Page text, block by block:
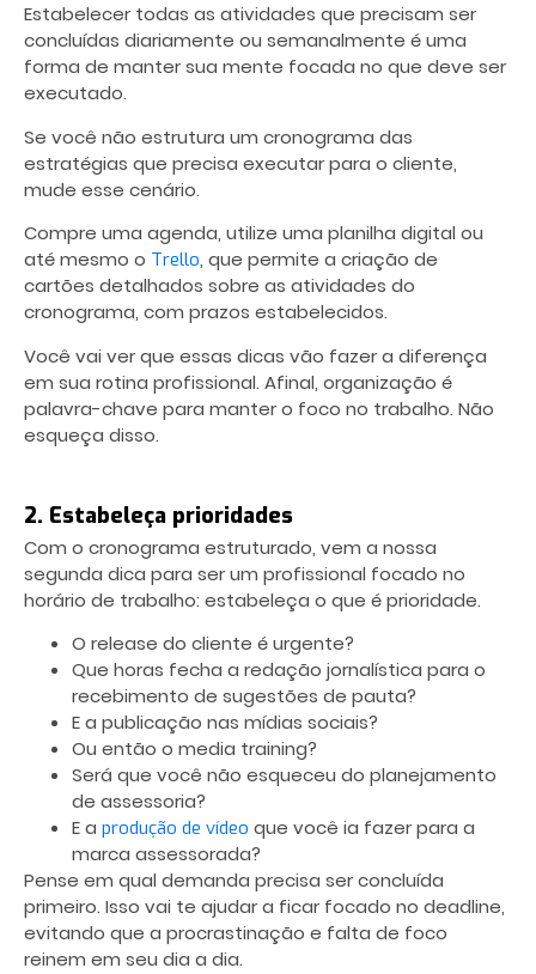
Estabelecer todas as atividades que precisam ser
concluídas diariamente ou semanalmente é uma
forma de manter sua mente focada no que deve ser
executado.
Se você não estrutura um cronograma das
estratégias que precisa executar para o cliente,
mude esse cenário.
Compre uma agenda, utilize uma planilha digital ou
até mesmo o Trello, que permite a criação de
cartões detalhados sobre as atividades do
cronograma, com prazos estabelecidos.
Você vai ver que essas dicas vão fazer a diferença
em sua rotina profissional. Afinal, organização é
palavra-chave para manter o foco no trabalho. Não
esqueça disso.
2. Estabeleça prioridades
Com o cronograma estruturado, vem a nossa
segunda dica para ser um profissional focado no
horário de trabalho: estabeleça o que é prioridade.
O release do cliente é urgente?
Que horas fecha a redação jornalística para o
recebimento de sugestões de pauta?
E a publicação nas mídias sociais?
Ou então o media training?
Será que você não esqueceu do planejamento
de assessoria?
E a produção de vídeo que você ia fazer para a
marca assessorada?
Pense em qual demanda precisa ser concluída
primeiro. Isso vai te ajudar a ficar focado no deadline,
evitando que a procrastinação e falta de foco
reinem em seu dia a dia.